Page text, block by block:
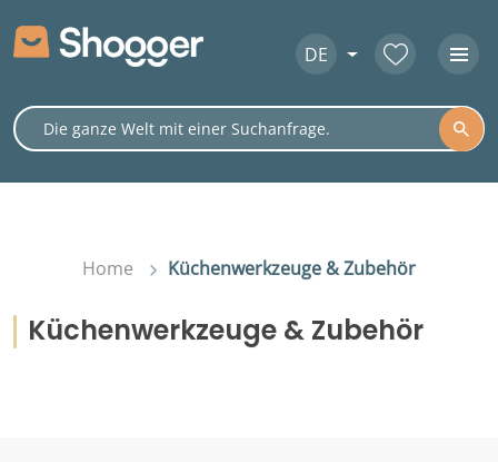
DE
Home Küchenwerkzeuge & Zubehör
Küchenwerkzeuge & Zubehör